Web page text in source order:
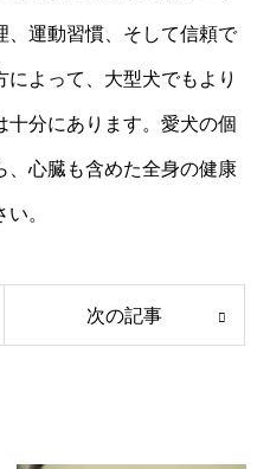
、運動習慣、そして信頼で
よって、大型犬でもより
十分にあります。愛犬の個
、心臓も含めた全身の健康
。
次の記事